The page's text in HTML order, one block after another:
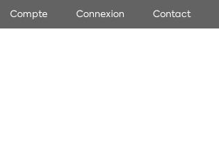
Compte Connexion Contact